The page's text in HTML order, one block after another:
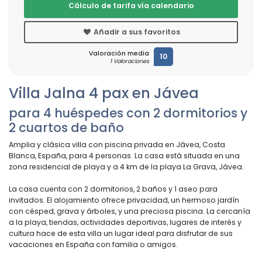
Villa Jalna 4 pax en Jávea
para 4 huéspedes con 2 dormitorios y
2 cuartos de baño
Amplia y clásica villa con piscina privada en Jávea, Costa
Blanca, España, para 4 personas. La casa está situada en una
zona residencial de playa y a 4 km de la playa La Grava, Jávea.
La casa cuenta con 2 dormitorios, 2 baños y 1 aseo para
invitados. El alojamiento ofrece privacidad, un hermoso jardín
con césped, grava y árboles, y una preciosa piscina. La cercanía
a la playa, tiendas, actividades deportivas, lugares de interés y
cultura hace de esta villa un lugar ideal para disfrutar de sus
vacaciones en España con familia o amigos.
Cálculo de tarifa vía calendario
Añadir a sus favoritos
Valoración media
1 Valoraciones 10